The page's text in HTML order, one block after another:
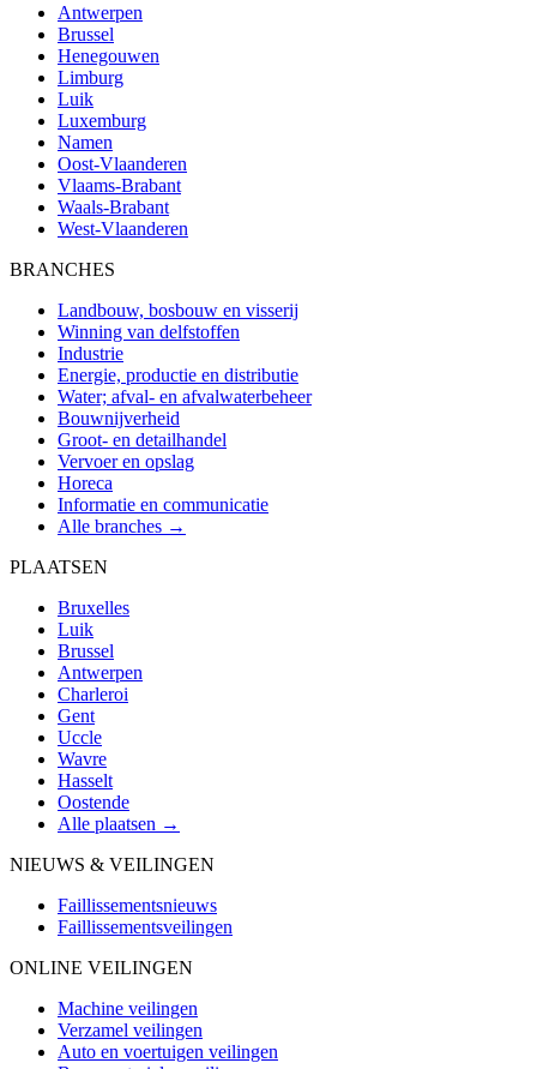
Antwerpen
Brussel
Henegouwen
Limburg
Luik
Luxemburg
Namen
Oost-Vlaanderen
Vlaams-Brabant
Waals-Brabant
West-Vlaanderen
BRANCHES
Landbouw, bosbouw en visserij
Winning van delfstoffen
Industrie
Energie, productie en distributie
Water; afval- en afvalwaterbeheer
Bouwnijverheid
Groot- en detailhandel
Vervoer en opslag
Horeca
Informatie en communicatie
Alle branches →
PLAATSEN
Bruxelles
Luik
Brussel
Antwerpen
Charleroi
Gent
Uccle
Wavre
Hasselt
Oostende
Alle plaatsen →
NIEUWS & VEILINGEN
Faillissementsnieuws
Faillissementsveilingen
ONLINE VEILINGEN
Machine veilingen
Verzamel veilingen
Auto en voertuigen veilingen